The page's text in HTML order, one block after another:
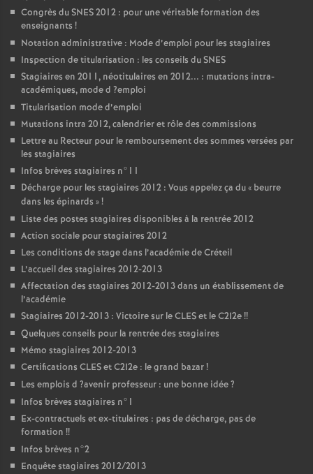
Congrès duSNES2012 : pour une véritable formation des
enseignants !
Notation administrative : Mode d’emploi pour les stagiaires
Inspection de titularisation : les conseils duSNES
Stagiaires en 2011, néotitulaires en 2012... : mutations intra-
académiques, mode d ?emploi
Titularisation mode d’emploi
Mutations intra 2012, calendrier et rôle des commissions
Lettre au Recteur pour le remboursement des sommes versées par
les stagiaires
Infos brèves stagiaires n°11
Décharge pour les stagiaires 2012 : Vous appelez ça du « beurre
dans les épinards »!
Liste des postes stagiaires disponibles à la rentrée 2012
Action sociale pour stagiaires 2012
Les conditions de stage dans l’académie de Créteil
L’accueil des stagiaires 2012-2013
Affectation des stagiaires 2012-2013 dans un établissement de
l’académie
Stagiaires 2012-2013 : Victoire sur leCLESet le C2I2e!!
Quelques conseils pour la rentrée des stagiaires
Mémo stagiaires 2012-2013
Certifications CLESet C2I2e : le grand bazar!
Les emplois d ?avenir professeur : une bonne idée?
Infos brèves stagiaires n°1
Ex-contractuels et ex-titulaires : pas de décharge, pas de
formation !!
Infos brèves n°2
Enquête stagiaires 2012/2013